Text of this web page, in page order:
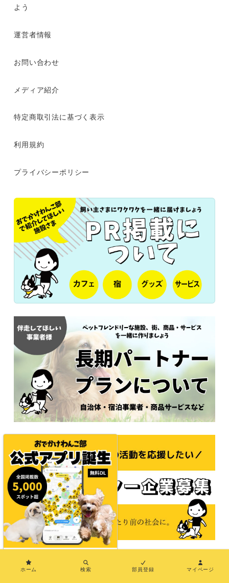
よう
運営者情報
お問い合わせ
メディア紹介
特定商取引法に基づく表示
利用規約
プライバシーポリシー
ホーム 検索 部員登録 マイページ